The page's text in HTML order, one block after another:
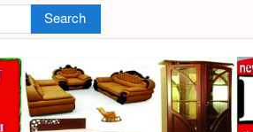
Search